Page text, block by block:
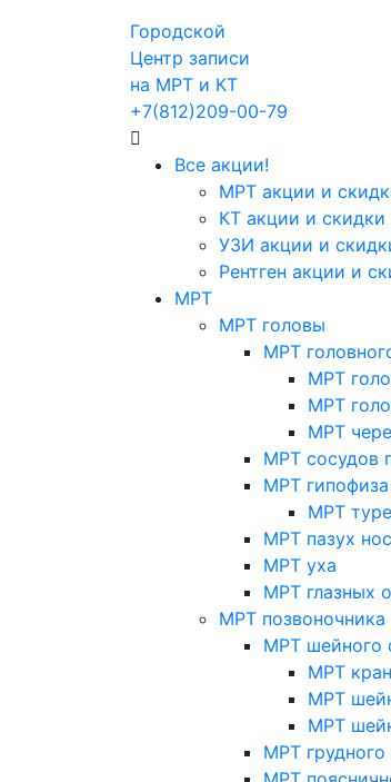
Городской
Центр записи
на МРТ и КТ
+7(812)209-00-79
Все акции!
МРТ акции и
КТ акции и скидки
УЗИ акции и
Рентген акции и
МРТ
МРТ головы
МРТ
МРТ
МРТ
МРТ
МРТ сосудов
МРТ гипофиза
МРТ
МРТ пазух
МРТ уха
МРТ глазных
МРТ позвоночника
МРТ шейного
МРТ
МРТ
МРТ
МРТ грудного